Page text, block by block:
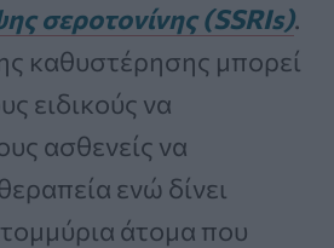
σεροτονίνης (SSRIs).
καθυστέρησης μπορεί
ειδικούς να
ασθενείς να
ενώ δίνει
άτομα που